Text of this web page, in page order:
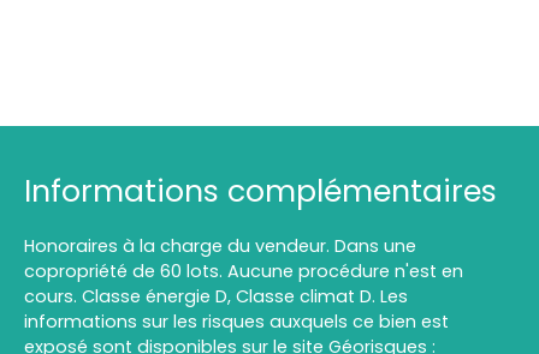
Informations complémentaires
Honoraires à la charge du vendeur. Dans une
copropriété de 60 lots. Aucune procédure n'est en
cours. Classe énergie D, Classe climat D. Les
informations sur les risques auxquels ce bien est
exposé sont disponibles sur le site Géorisques :